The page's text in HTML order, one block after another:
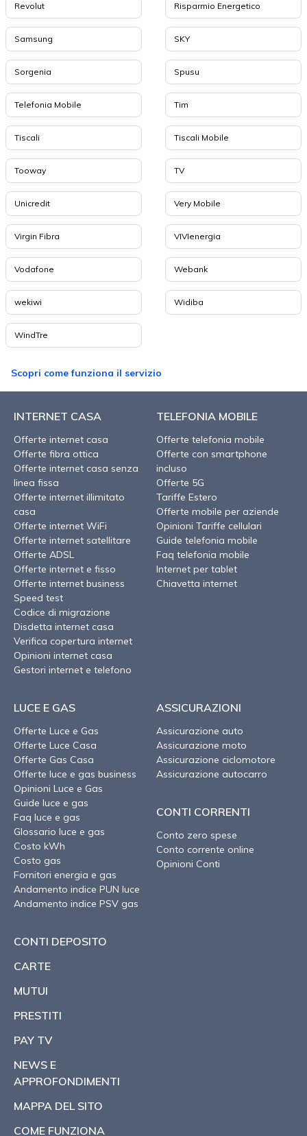
Revolut Risparmio Energetico
Samsung SKY
Sorgenia Spusu
Telefonia Mobile Tim
Tiscali Tiscali Mobile
Tooway TV
Unicredit Very Mobile
Virgin Fibra VIVIenergia
Vodafone Webank
wekiwi Widiba
WindTre
Scopri come funziona il servizio
INTERNET CASA
Offerte internet casa
Offerte fibra ottica
Offerte internet casa senza
linea fissa
Offerte internet illimitato
casa
Offerte internet WiFi
Offerte internet satellitare
Offerte ADSL
Offerte internet e fisso
Offerte internet business
Speed test
Codice di migrazione
Disdetta internet casa
Verifica copertura internet
Opinioni internet casa
Gestori internet e telefono
TELEFONIA MOBILE
Offerte telefonia mobile
Offerte con smartphone
incluso
Offerte 5G
Tariffe Estero
Offerte mobile per aziende
Opinioni Tariffe cellulari
Guide telefonia mobile
Faq telefonia mobile
Internet per tablet
Chiavetta internet
LUCE E GAS
Offerte Luce e Gas
Offerte Luce Casa
Offerte Gas Casa
Offerte luce e gas business
Opinioni Luce e Gas
Guide luce e gas
Faq luce e gas
Glossario luce e gas
Costo kWh
Costo gas
Fornitori energia e gas
Andamento indice PUN luce
Andamento indice PSV gas
ASSICURAZIONI
Assicurazione auto
Assicurazione moto
Assicurazione ciclomotore
Assicurazione autocarro
CONTI CORRENTI
Conto zero spese
Conto corrente online
Opinioni Conti
CONTI DEPOSITO
CARTE
MUTUI
PRESTITI
PAY TV
NEWS E
APPROFONDIMENTI
MAPPA DEL SITO
COME FUNZIONA